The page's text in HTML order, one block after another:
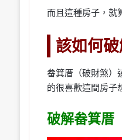
而且這種房子，就
該如何
畚箕厝（破財煞）
的很喜歡這間房子
破解畚箕厝